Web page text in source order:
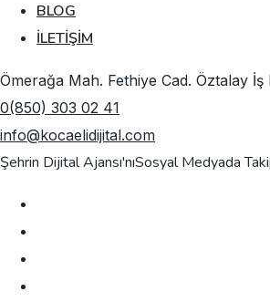
BLOG
İLETIŞIM
Ömerağa Mah. Fethiye Cad. Öztalay İş
0(850) 303 02 41
info@kocaelidijital.com
Şehrin Dijital Ajansı'nıSosyal Medyada